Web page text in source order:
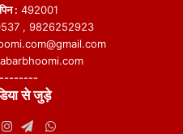
पिन : 492001
, 9826252923
से जुड़े
WhatsApp